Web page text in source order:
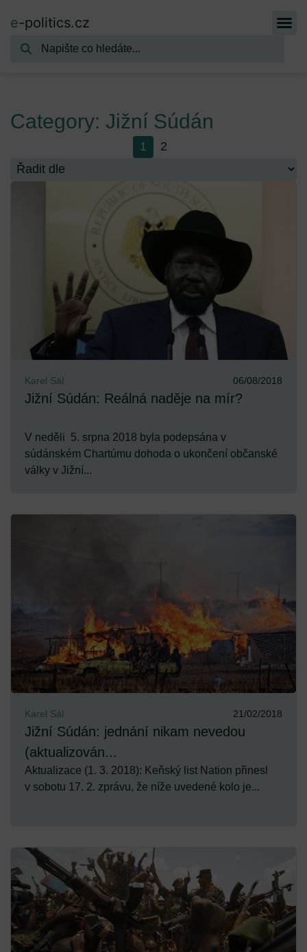
e-politics.cz
Category: Jižní Súdán
1 2
Karel Sál 06/08/2018
Jižní Súdán: Reálná naděje na mír?
V neděli 5. srpna 2018 byla podepsána v
súdánském Chartúmu dohoda o ukončení občanské
války v Jižní...
Karel Sál 21/02/2018
Jižní Súdán: jednání nikam nevedou
(aktualizován...
Aktualizace (1. 3. 2018): Keňský list Nation přinesl
v sobotu 17. 2. zprávu, že níže uvedené kolo je...